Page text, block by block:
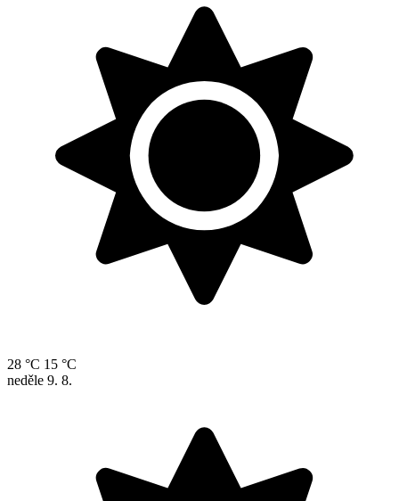
28 °C 15 °C
neděle 9. 8.